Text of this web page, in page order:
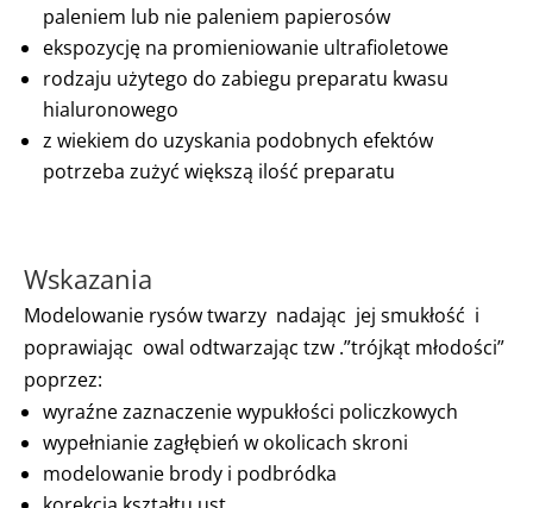
paleniem lub nie paleniem papierosów
ekspozycję na promieniowanie ultrafioletowe
rodzaju użytego do zabiegu preparatu kwasu
hialuronowego
z wiekiem do uzyskania podobnych efektów
potrzeba zużyć większą ilość preparatu
Wskazania
Modelowanie rysów twarzy nadając jej smukłość i
poprawiając owal odtwarzając tzw .”trójkąt młodości”
poprzez:
wyraźne zaznaczenie wypukłości policzkowych
wypełnianie zagłębień w okolicach skroni
modelowanie brody i podbródka